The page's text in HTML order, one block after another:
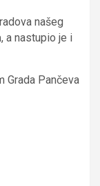
našeg
, a nastupio je i
Grada Pančeva